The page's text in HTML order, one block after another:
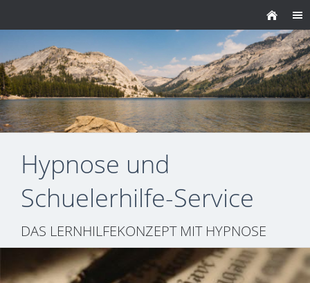
Hypnose und
Schuelerhilfe-Service
DAS LERNHILFEKONZEPT MIT HYPNOSE